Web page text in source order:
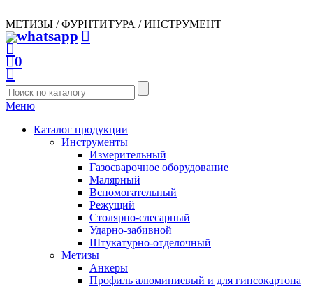
МЕТИЗЫ / ФУРНТИТУРА / ИНСТРУМЕНТ
0
Меню
Каталог продукции
Инструменты
Измерительный
Газосварочное оборудование
Малярный
Вспомогательный
Режущий
Столярно-слесарный
Ударно-забивной
Штукатурно-отделочный
Метизы
Анкеры
Профиль алюминиевый и для гипсокартона